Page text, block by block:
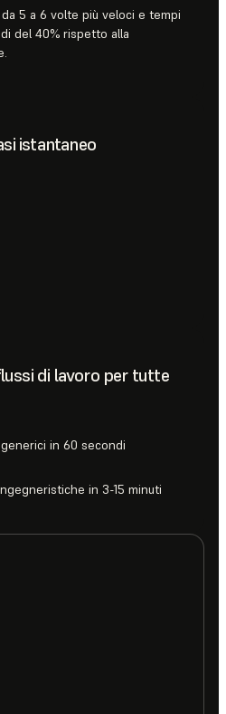
5 a 6 volte più veloci e tempi
del 40% rispetto alla
istantaneo
di lavoro per tutte
in 60 secondi
in 3-15 minuti